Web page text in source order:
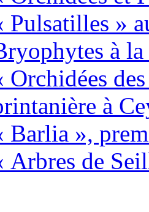
Pulsatilles »
à la
Orchidées
à
Barlia »,
Arbres de